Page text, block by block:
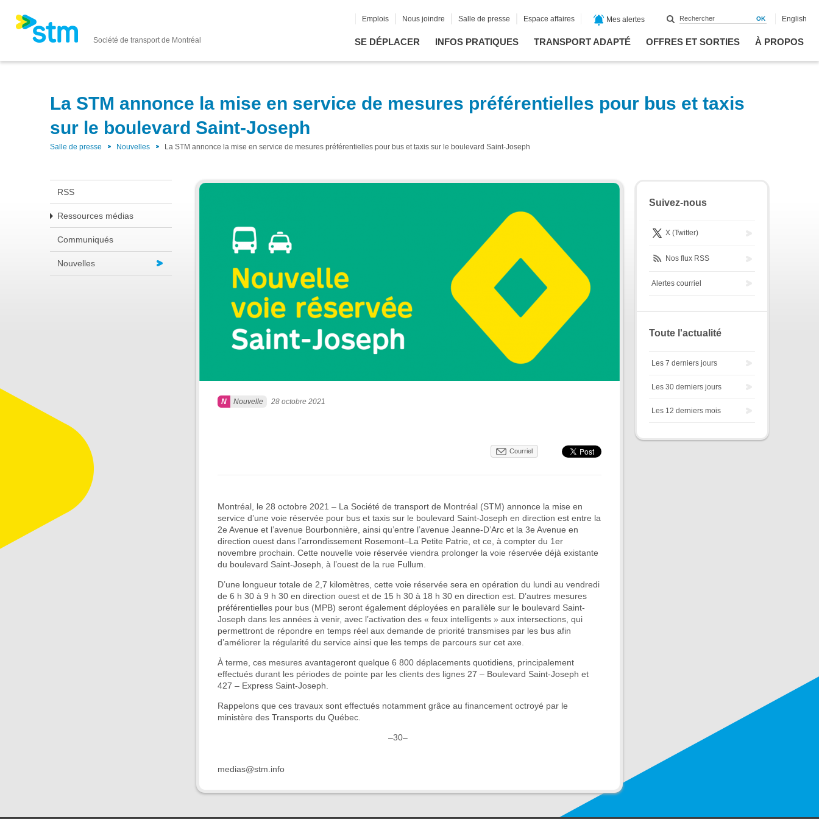
Société de transport de Montréal SE DÉPLACER INFOS PRATIQUES TRANSPORT ADAPTÉ OFFRES ET SORTIES À PROPOS
Emplois Nous joindre Salle de presse Espace affaires Mes alertes English
La STM annonce la mise en service de mesures préférentielles pour bus et taxis
sur le boulevard Saint-Joseph
Salle de presse Nouvelles La STM annonce la mise en service de mesures préférentielles pour bus et taxis sur le boulevard Saint-Joseph
RSS
Ressources médias
Communiqués
Nouvelles
Nouvelle 28 octobre 2021
Courriel
Montréal, le 28 octobre 2021 – La Société de transport de Montréal (STM) annonce la mise en
service d’une voie réservée pour bus et taxis sur le boulevard Saint-Joseph en direction est entre la
2e Avenue et l’avenue Bourbonnière, ainsi qu’entre l’avenue Jeanne-D’Arc et la 3e Avenue en
direction ouest dans l’arrondissement Rosemont–La Petite Patrie, et ce, à compter du 1er
novembre prochain. Cette nouvelle voie réservée viendra prolonger la voie réservée déjà existante
du boulevard Saint-Joseph, à l’ouest de la rue Fullum.
D’une longueur totale de 2,7 kilomètres, cette voie réservée sera en opération du lundi au vendredi
de 6 h 30 à 9 h 30 en direction ouest et de 15 h 30 à 18 h 30 en direction est. D’autres mesures
préférentielles pour bus (MPB) seront également déployées en parallèle sur le boulevard Saint-
Joseph dans les années à venir, avec l’activation des « feux intelligents » aux intersections, qui
permettront de répondre en temps réel aux demande de priorité transmises par les bus afin
d’améliorer la régularité du service ainsi que les temps de parcours sur cet axe.
À terme, ces mesures avantageront quelque 6 800 déplacements quotidiens, principalement
effectués durant les périodes de pointe par les clients des lignes 27 – Boulevard Saint-Joseph et
427 – Express Saint-Joseph.
Rappelons que ces travaux sont effectués notamment grâce au financement octroyé par le
ministère des Transports du Québec.
–30–
medias@stm.info
Suivez-nous
X (Twitter)
Nos flux RSS
Alertes courriel
Toute l'actualité
Les 7 derniers jours
Les 30 derniers jours
Les 12 derniers mois